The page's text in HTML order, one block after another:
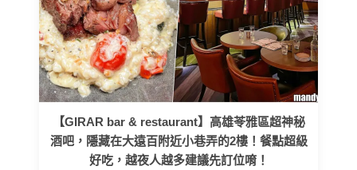
【GIRAR bar & restaurant】高雄苓雅區超神秘
酒吧，隱藏在大遠百附近小巷弄的2樓！餐點超級
好吃，越夜人越多建議先訂位唷！